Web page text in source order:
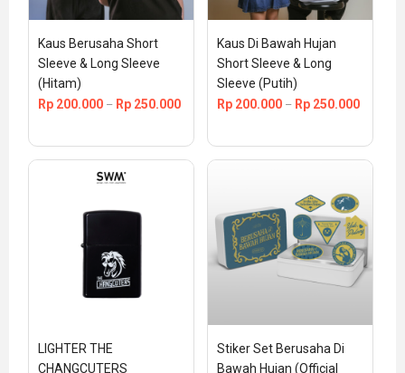
Kaus Berusaha Short
Sleeve & Long Sleeve
(Hitam)
Rp 200.000 – Rp 250.000
Kaus Di Bawah Hujan
Short Sleeve & Long
Sleeve (Putih)
Rp 200.000 – Rp 250.000
LIGHTER THE
CHANGCUTERS
Stiker Set Berusaha Di
Bawah Hujan (Official